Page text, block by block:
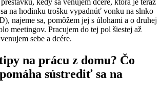
kedy sa venujem dcére, ktorá je teraz
na hodinku trošku vypadnúť vonku na slnko
najeme sa, pomôžem jej s úlohami a o druhej
meetingov. Pracujem do tej pol šiestej až
sebe a dcére.
na prácu z domu? Čo
sústrediť sa na